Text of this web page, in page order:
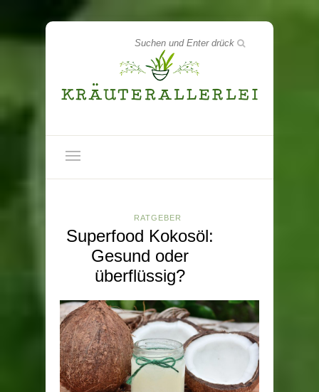
RATGEBER
Superfood Kokosöl:
Gesund oder
überflüssig?